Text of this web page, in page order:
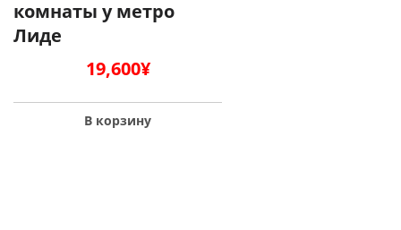
комнаты у метро
Лиде
19,600¥
В корзину